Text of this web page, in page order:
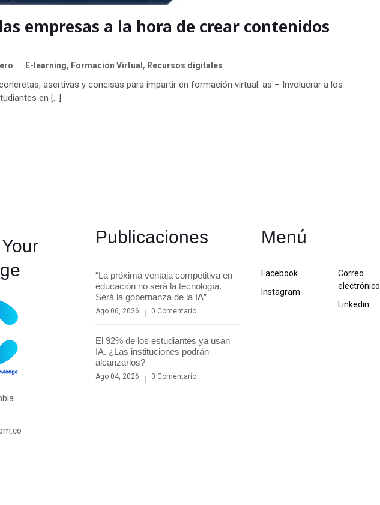
empresas a la hora de crear contenidos
E-learning, Formación Virtual , Recursos digitales
asertivas y concisas para impartir en formación virtual. as – Involucrar a los
en […]
Publicaciones
“La próxima ventaja competitiva en
educación no será la tecnología.
Será la gobernanza de la IA”
Ago 06, 2026 0 Comentario
El 92% de los estudiantes ya usan
IA. ¿Las instituciones podrán
alcanzarlos?
Ago 04, 2026 0 Comentario
Menú
Facebook
Instagram
Correo
electrónico
Linkedin